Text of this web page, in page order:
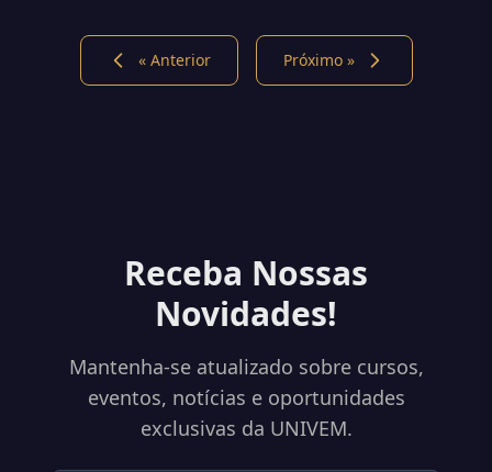
« Anterior Próximo »
Receba Nossas
Novidades!
Mantenha-se atualizado sobre cursos,
eventos, notícias e oportunidades
exclusivas da UNIVEM.